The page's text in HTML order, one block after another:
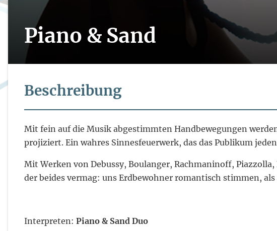
Piano & Sand
Beschreibung
Mit fein auf die Musik abgestimmten Handbewegungen
projiziert. Ein wahres Sinnesfeuerwerk, das das Publikum
Mit Werken von Debussy, Boulanger, Rachmaninoff,
der beides vermag: uns Erdbewohner romantisch stimmen,
Interpreten: Piano & Sand Duo